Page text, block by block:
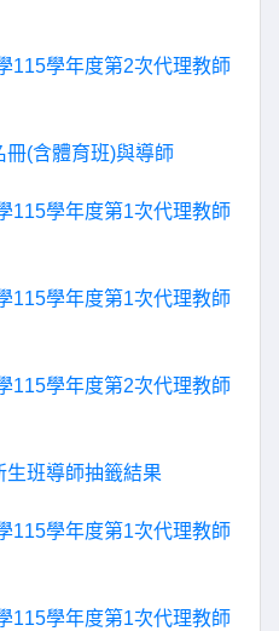
115學年度第2次代理教師
(含體育班)與導師
115學年度第1次代理教師
115學年度第1次代理教師
115學年度第2次代理教師
班導師抽籤結果
115學年度第1次代理教師
115學年度第1次代理教師